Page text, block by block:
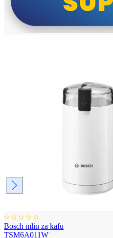
Bosch mlin za kafu
TSM6A011W